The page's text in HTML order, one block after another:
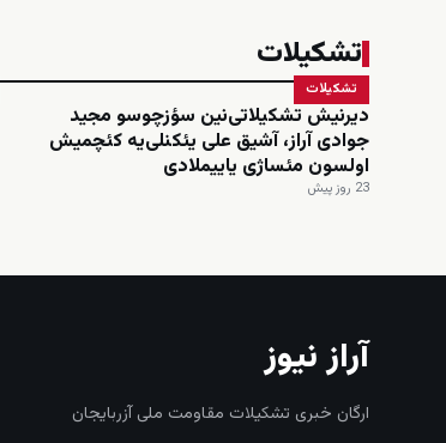
تشکیلات
تشکیلات
دیرنیش تشکیلاتی‌نین سؤزچوسو مجید
جوادی آراز، آشیق علی یئکنلی‌یه کئچمیش
اولسون مئساژی یاییملادی
23 روز پیش
آراز نیوز
ارگان خبری تشکیلات مقاومت ملی آزربایجان